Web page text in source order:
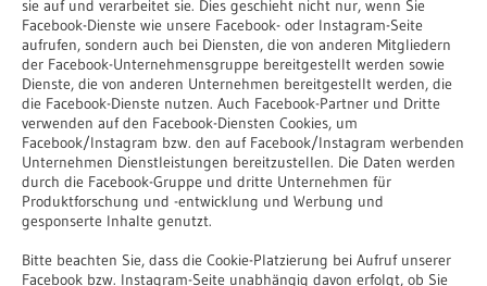
sie auf und verarbeitet sie. Dies geschieht nicht nur, wenn Sie
Facebook-Dienste wie unsere Facebook- oder Instagram-Seite
aufrufen, sondern auch bei Diensten, die von anderen Mitgliedern
der Facebook-Unternehmensgruppe bereitgestellt werden sowie
Dienste, die von anderen Unternehmen bereitgestellt werden, die
die Facebook-Dienste nutzen. Auch Facebook-Partner und Dritte
verwenden auf den Facebook-Diensten Cookies, um
Facebook/Instagram bzw. den auf Facebook/Instagram werbenden
Unternehmen Dienstleistungen bereitzustellen. Die Daten werden
durch die Facebook-Gruppe und dritte Unternehmen für
Produktforschung und -entwicklung und Werbung und
gesponserte Inhalte genutzt.
Bitte beachten Sie, dass die Cookie-Platzierung bei Aufruf unserer
Facebook bzw. Instagram-Seite unabhängig davon erfolgt, ob Sie